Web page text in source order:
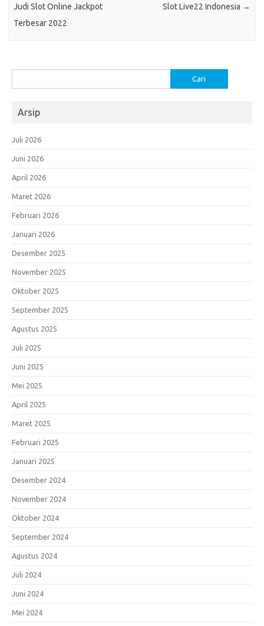
Judi Slot Online Jackpot
Terbesar 2022
Slot Live22 Indonesia →
untuk:
Arsip
Juli 2026
Juni 2026
April 2026
Maret 2026
Februari 2026
Januari 2026
Desember 2025
November 2025
Oktober 2025
September 2025
Agustus 2025
Juli 2025
Juni 2025
Mei 2025
April 2025
Maret 2025
Februari 2025
Januari 2025
Desember 2024
November 2024
Oktober 2024
September 2024
Agustus 2024
Juli 2024
Juni 2024
Mei 2024